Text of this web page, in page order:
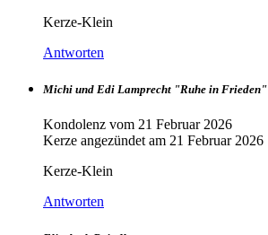
Kerze-Klein
Antworten
Michi und Edi Lamprecht "Ruhe in Frieden"
Kondolenz vom 21 Februar 2026
Kerze angezündet am 21 Februar 2026
Kerze-Klein
Antworten